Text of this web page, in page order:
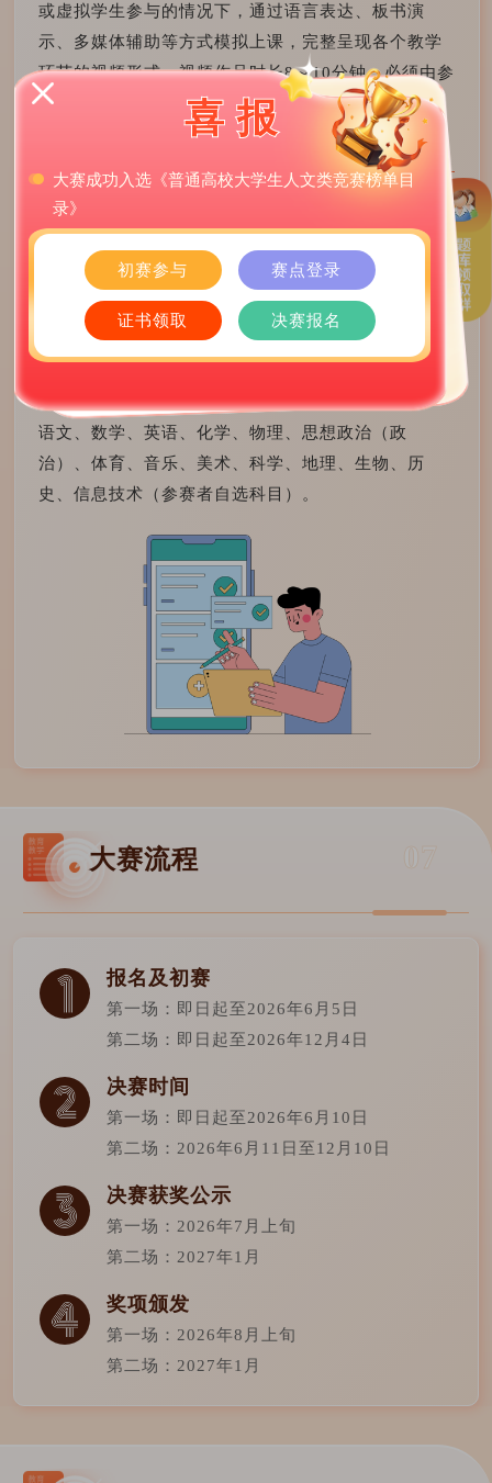
或虚拟学生参与的情况下，通过语言表达、板书演
示、多媒体辅助等方式模拟上课，完整呈现各个教学
环节的视频形式。视频作品时长8～10分钟，必须由参
赛者本人出镜。制作要求画面清晰、声画同步、无质
量缺陷，提交视频格式。
参赛者自选某一课时教学内容，围绕教学目标制作体
现对应教学策略与内容的课件。作品应形象直观、生
动高效，具备交互性。提交PPT文件格式。
语文、数学、英语、化学、物理、思想政治（政
治）、体育、音乐、美术、科学、地理、生物、历
史、信息技术（参赛者自选科目）。
大赛流程 07
报名及初赛
第一场：即日起至2026年6月5日
第二场：即日起至2026年12月4日
决赛时间
第一场：即日起至2026年6月10日
第二场：2026年6月11日至12月10日
决赛获奖公示
第一场：2026年7月上旬
第二场：2027年1月
奖项颁发
第一场：2026年8月上旬
第二场：2027年1月
喜报
大赛成功入选《普通高校大学生人文类竞赛榜单目
录》
初赛参与 赛点登录
证书领取 决赛报名